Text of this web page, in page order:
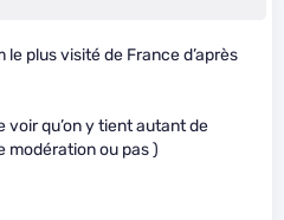
le plus visité de France d’après
voir qu’on y tient autant de
modération ou pas )